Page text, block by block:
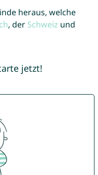
heraus, welche
, der Schweiz und
jetzt!